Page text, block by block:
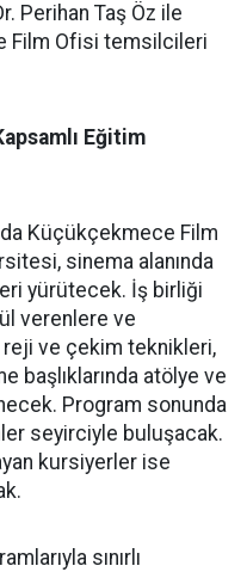
Perihan Taş Öz ile
Film Ofisi temsilcileri
Eğitim
Küçükçekmece Film
sinema alanında
yürütecek. İş birliği
verenlere ve
reji ve çekim teknikleri,
başlıklarında atölye ve
Program sonunda
seyirciyle buluşacak.
kursiyerler ise
sınırlı